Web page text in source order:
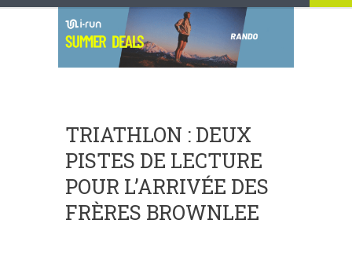
TRIATHLON : DEUX
PISTES DE LECTURE
POUR L’ARRIVÉE DES
FRÈRES BROWNLEE